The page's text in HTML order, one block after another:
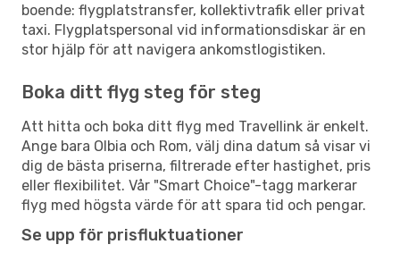
boende: flygplatstransfer, kollektivtrafik eller privat
taxi. Flygplatspersonal vid informationsdiskar är en
stor hjälp för att navigera ankomstlogistiken.
Boka ditt flyg steg för steg
Att hitta och boka ditt flyg med Travellink är enkelt.
Ange bara Olbia och Rom, välj dina datum så visar vi
dig de bästa priserna, filtrerade efter hastighet, pris
eller flexibilitet. Vår "Smart Choice"-tagg markerar
flyg med högsta värde för att spara tid och pengar.
Se upp för prisfluktuationer